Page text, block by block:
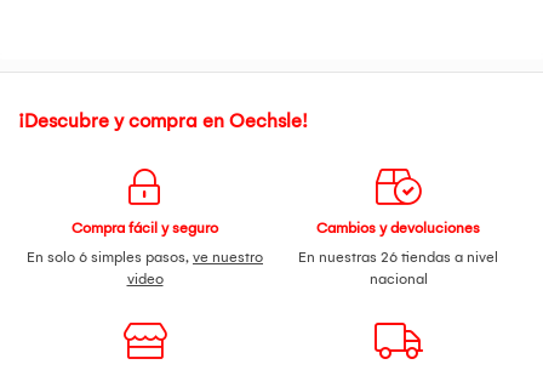
¡Descubre y compra en Oechsle!
Compra fácil y seguro
En solo 6 simples pasos, ve nuestro
video
Cambios y devoluciones
En nuestras 26 tiendas a nivel
nacional